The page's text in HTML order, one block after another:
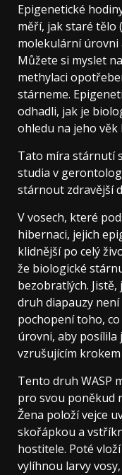
Epigenetické
měří, jak staré tělo
molekulární úrovni
Můžete si myslet
methylaci
stárneme.
odhadli, jak je
ohledu na jeho věk
Tato míra stárnutí
studia v
stárnout zdravější
V vosech, které
hibernaci, jejich
klidnější po celý
že biologické
bezobratlých.
druh diapauzy
pochopení toho,
úrovni, aby posílila
vzrušujícím
Tento druh WASP
pro svou poněkud
Žena položí vejce
skořápkou a
hostitele. Poté
vylíhnou larvy